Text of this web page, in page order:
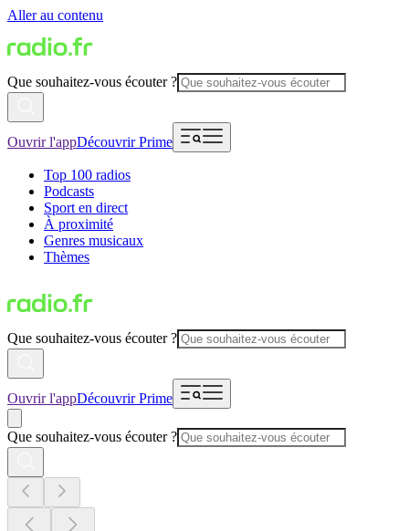
Aller au contenu
Que souhaitez-vous écouter ?
Ouvrir l'appDécouvrir Prime
Top 100 radios
Podcasts
Sport en direct
À proximité
Genres musicaux
Thèmes
Que souhaitez-vous écouter ?
Ouvrir l'appDécouvrir Prime
Que souhaitez-vous écouter ?